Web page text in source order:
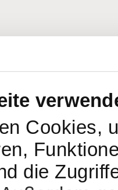
Cookies,
die